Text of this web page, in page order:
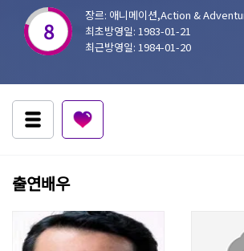
틴 찬스를 리더로 하는 비합법 방위 부대 고릴라
릴라 팀은 가변형 전투용 비클인 스랑글을 조종
는 각종범죄에 전력으로 맞선다.
8
장르: 애니메이션,Action &
최초방영일: 1983-01-21
최근방영일: 1984-01-20
출연배우